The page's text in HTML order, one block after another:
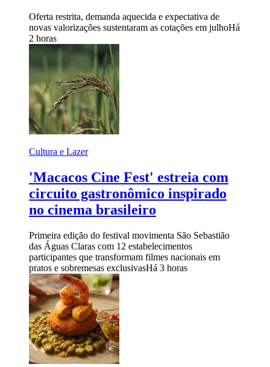
Oferta restrita, demanda aquecida e expectativa de
novas valorizações sustentaram as cotações em julhoHá
2 horas
Cultura e Lazer
'Macacos Cine Fest' estreia com
circuito gastronômico inspirado
no cinema brasileiro
Primeira edição do festival movimenta São Sebastião
das Águas Claras com 12 estabelecimentos
participantes que transformam filmes nacionais em
pratos e sobremesas exclusivasHá 3 horas